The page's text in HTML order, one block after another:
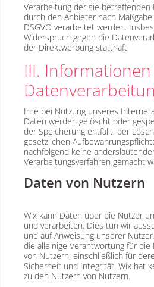
Verarbeitung der sie betreffenden
durch den Anbieter nach
DSGVO verarbeitet werden.
Widerspruch gegen die
der Direktwerbung statthaft.
III.
Ihre bei Nutzung unseres
Daten werden gelöscht oder
der Speicherung entfällt, der
gesetzlichen
nachfolgend keine
Verarbeitungsverfahren gemacht
Daten von Nutzern
Wix kann Daten über die Nutzer
und verarbeiten. Dies tun wir
und auf Anweisung unserer
die alleinige Verantwortung für
von Nutzern, einschließlich für
Sicherheit und Integrität. Wix hat
zu den Nutzern von Nutzern.